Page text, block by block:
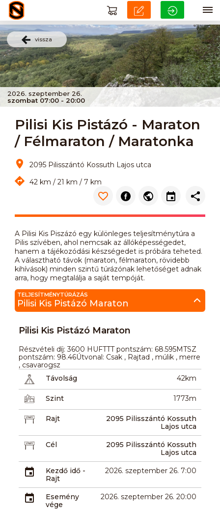
vissza
2026. szeptember 26.
szombat 07:00 - 20:00
Pilisi Kis Pistázó - Maraton
/ Félmaraton / Maratonka
2095 Pilisszántó Kossuth Lajos utca
42 km / 21 km / 7 km
A Pilisi Kis Piszázó egy különleges teljesítménytúra a
Pilis szívében, ahol nemcsak az állóképességedet,
hanem a tájékozódási készségedet is próbára teheted.
A választható távok (maraton, félmaraton, rövidebb
kihívások) minden szintű túrázónak lehetőséget adnak
arra, hogy megtalálja a saját tempóját.
TELJESÍTMÉNYTÚRÁZÁS
Pilisi Kis Pistázó Maraton
Pilisi Kis Pistázó Maraton
Részvételi díj: 3600 HUFTTT pontszám: 68.595MTSZ
pontszám: 98.46Útvonal: Csak , Rajtad , múlik , merre
, csavarogsz
Távolság
42km
Szint 1773m
Rajt
2095 Pilisszántó Kossuth
Lajos utca
Cél
2095 Pilisszántó Kossuth
Lajos utca
Kezdő idő -
Rajt
2026. szeptember 26. 7:00
Esemény
vége
2026. szeptember 26. 20:00